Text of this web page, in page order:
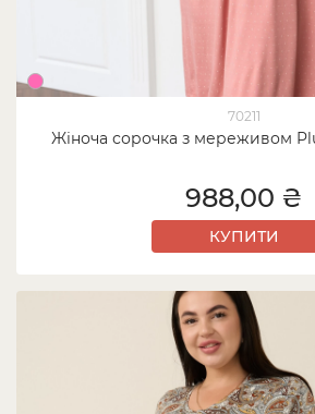
70211
Жіноча сорочка з мереживом
988,00 ₴
КУПИТИ